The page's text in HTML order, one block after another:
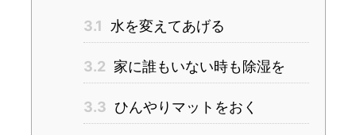
3.1 水を変えてあげる
3.2 家に誰もいない時も除湿を
3.3 ひんやりマットをおく